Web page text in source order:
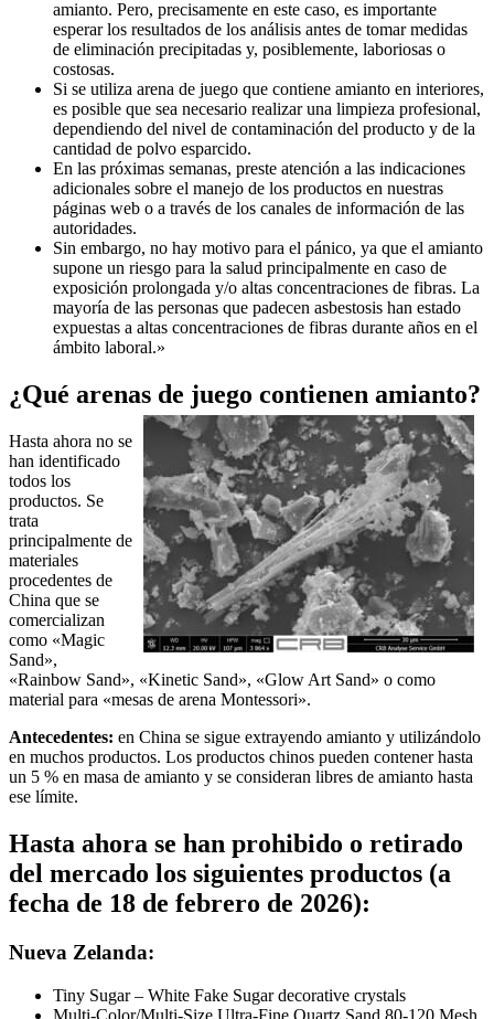
amianto. Pero, precisamente en este caso, es importante
esperar los resultados de los análisis antes de tomar medidas
de eliminación precipitadas y, posiblemente, laboriosas o
costosas.
Si se utiliza arena de juego que contiene amianto en interiores,
es posible que sea necesario realizar una limpieza profesional,
dependiendo del nivel de contaminación del producto y de la
cantidad de polvo esparcido.
En las próximas semanas, preste atención a las indicaciones
adicionales sobre el manejo de los productos en nuestras
páginas web o a través de los canales de información de las
autoridades.
Sin embargo, no hay motivo para el pánico, ya que el amianto
supone un riesgo para la salud principalmente en caso de
exposición prolongada y/o altas concentraciones de fibras. La
mayoría de las personas que padecen asbestosis han estado
expuestas a altas concentraciones de fibras durante años en el
ámbito laboral.»
¿Qué arenas de juego contienen amianto?
Hasta ahora no se
han identificado
todos los
productos. Se
trata
principalmente de
materiales
procedentes de
China que se
comercializan
como «Magic
Sand»,
«Rainbow Sand», «Kinetic Sand», «Glow Art Sand» o como
material para «mesas de arena Montessori».
Antecedentes: en China se sigue extrayendo amianto y utilizándolo
en muchos productos. Los productos chinos pueden contener hasta
un 5 % en masa de amianto y se consideran libres de amianto hasta
ese límite.
Hasta ahora se han prohibido o retirado
del mercado los siguientes productos (a
fecha de 18 de febrero de 2026):
Nueva Zelanda:
Tiny Sugar – White Fake Sugar decorative crystals
Multi-Color/Multi-Size Ultra-Fine Quartz Sand 80-120 Mesh,